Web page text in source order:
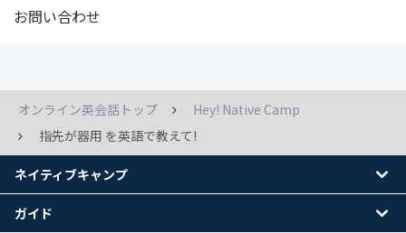
お問い合わせ
オンライン英会話トップ
Hey! Native Camp
指先が器用 を英語で教えて!
ネイティブキャンプ
ガイド